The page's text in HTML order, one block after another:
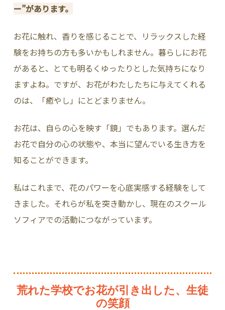
ー”があります。
お花に触れ、香りを感じることで、リラックスした経
験をお持ちの方も多いかもしれません。暮らしにお花
があると、とても明るくゆったりとした気持ちになり
ますよね。ですが、お花がわたしたちに与えてくれる
のは、「癒やし」にとどまりません。
お花は、自らの心を映す「鏡」でもあります。選んだ
お花で自分の心の状態や、本当に望んでいる生き方を
知ることができます。
私はこれまで、花のパワーを心底実感する経験をして
きました。それらが私を突き動かし、現在のスクール
ソフィアでの活動につながっています。
荒れた学校でお花が引き出した、生徒
の笑顔